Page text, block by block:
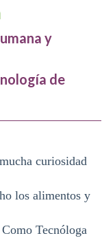
y
de
curiosidad
los alimentos y
Tecnóloga